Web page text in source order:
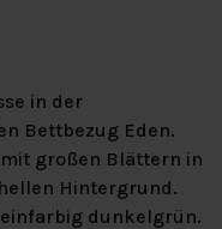
in der
Bettbezug Eden.
großen Blättern in
Hintergrund.
dunkelgrün.